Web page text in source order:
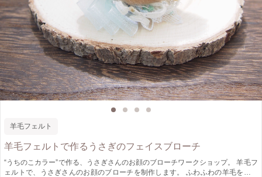
羊毛フェルト
羊毛フェルトで作るうさぎのフェイスブローチ
“うちのこカラー”で作る、うさぎさんのお顔のブローチワークショップ。 羊毛フ
ェルトで、うさぎさんのお顔のブローチを制作します。 ふわふわの羊毛を専用